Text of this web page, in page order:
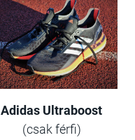
Adidas Ultraboost
(csak férfi)